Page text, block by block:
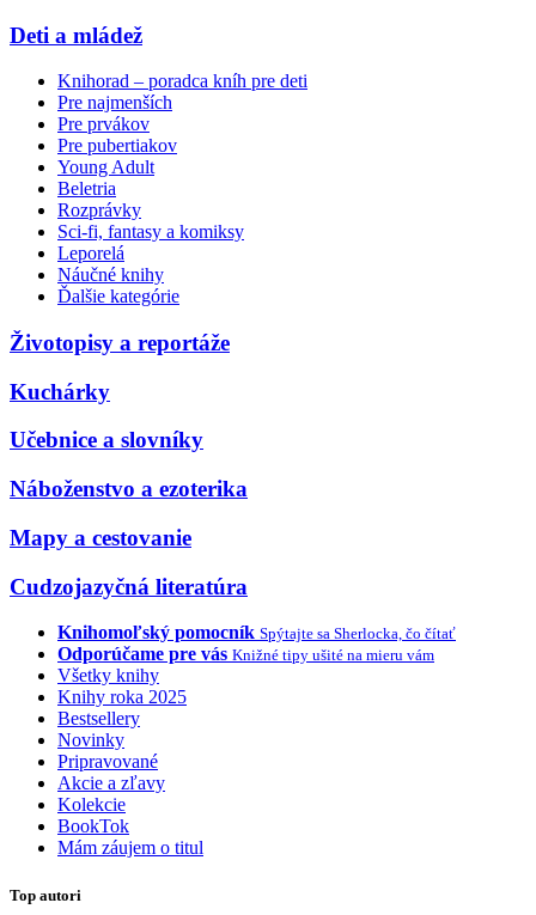
Deti a mládež
Knihorad – poradca kníh pre deti
Pre najmenších
Pre prvákov
Pre pubertiakov
Young Adult
Beletria
Rozprávky
Sci-fi, fantasy a komiksy
Leporelá
Náučné knihy
Ďalšie kategórie
Životopisy a reportáže
Kuchárky
Učebnice a slovníky
Náboženstvo a ezoterika
Mapy a cestovanie
Cudzojazyčná literatúra
Knihomoľský pomocník Spýtajte sa Sherlocka, čo čítať
Odporúčame pre vás Knižné tipy ušité na mieru vám
Všetky knihy
Knihy roka 2025
Bestsellery
Novinky
Pripravované
Akcie a zľavy
Kolekcie
BookTok
Mám záujem o titul
Top autori